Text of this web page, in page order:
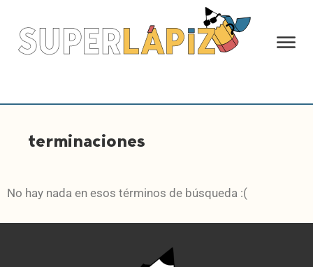
terminaciones
No hay nada en esos términos de búsqueda :(